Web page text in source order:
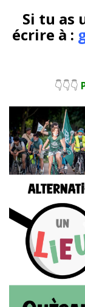
Si tu as
écrire à :
👇👇👇